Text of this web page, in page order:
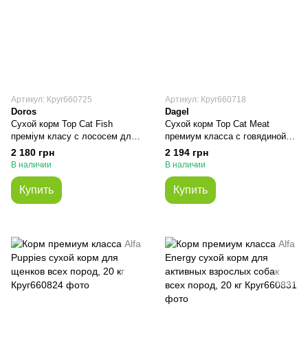
Артикул: Круг660725
Doros
Сухой корм Top Cat Fish
преміум класу с лососем для
доросших котят, 20 кг
2 180 грн
В наличии
Купить
Артикул: Круг660718
Dagel
Сухой корм Top Cat Meat
премиум класса с говядиной
для взрослых кошек, 20 кг
2 194 грн
В наличии
Купить